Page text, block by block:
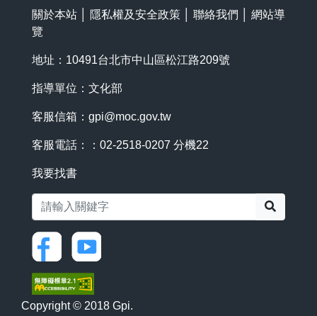
關於本站 隱私權及安全政策 聯絡我們
網站導
覽
地址：10491台北市中山區松江路209號
指導單位：文化部
客服信箱： gpi@moc.gov.tw
客服電話：：02-2518-0207 分機22
我要找書
Copyright © 2018 Gpi.